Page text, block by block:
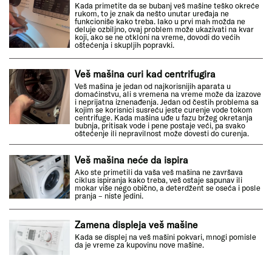
Kada primetite da se bubanj veš mašine teško okreće
rukom, to je znak da nešto unutar uređaja ne
funkcioniše kako treba. Iako u prvi mah možda ne
deluje ozbiljno, ovaj problem može ukazivati na kvar
koji, ako se ne otkloni na vreme, dovodi do većih
oštećenja i skupljih popravki.
Veš mašina curi kad centrifugira
Veš mašina je jedan od najkorisnijih aparata u
domaćinstvu, ali s vremena na vreme može da izazove
i neprijatna iznenađenja. Jedan od čestih problema sa
kojim se korisnici susreću jeste curenje vode tokom
centrifuge. Kada mašina uđe u fazu bržeg okretanja
bubnja, pritisak vode i pene postaje veći, pa svako
oštećenje ili nepravilnost može dovesti do curenja.
Veš mašina neće da ispira
Ako ste primetili da vaša veš mašina ne završava
ciklus ispiranja kako treba, veš ostaje sapunav ili
mokar više nego obično, a deterdžent se oseća i posle
pranja – niste jedini.
Zamena displeja veš mašine
Kada se displej na veš mašini pokvari, mnogi pomisle
da je vreme za kupovinu nove mašine.